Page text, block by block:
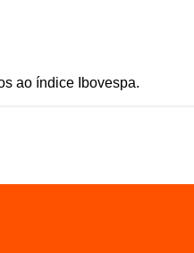
ao índice Ibovespa.